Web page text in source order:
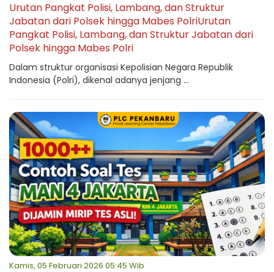
Urutan Pangkat Polisi, Lambang, dan Struktur
Jabatan dari Polsek hingga Mabes PolriUrutan
Pangkat Polisi, Lambang, dan Struktur Jabatan dari
Polsek hingga Mabes Polri
Dalam struktur organisasi Kepolisian Negara Republik
Indonesia (Polri), dikenal adanya jenjang ...
Kamis, 05 Februari 2026 05:45 Wib